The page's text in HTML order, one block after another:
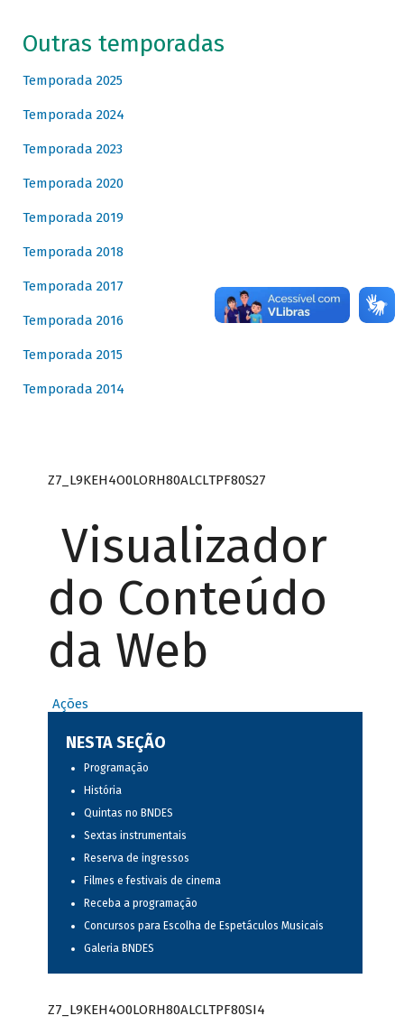
Outras temporadas
Temporada 2025
Temporada 2024
Temporada 2023
Temporada 2020
Temporada 2019
Temporada 2018
Temporada 2017
Temporada 2016
Temporada 2015
Temporada 2014
Z7_L9KEH4O0LORH80ALCLTPF80S27
Visualizador
do Conteúdo
da Web
Ações
NESTA SEÇÃO
Programação
História
Quintas no BNDES
Sextas instrumentais
Reserva de ingressos
Filmes e festivais de cinema
Receba a programação
Concursos para Escolha de Espetáculos Musicais
Galeria BNDES
Z7_L9KEH4O0LORH80ALCLTPF80SI4